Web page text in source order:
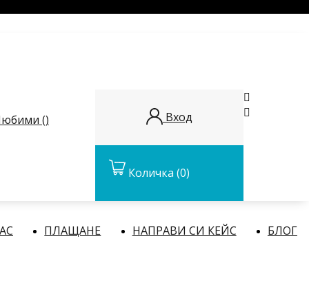
() Вход
Количка (0)


ПЛАЩАНЕ НАПРАВИ СИ КЕЙС
БЛОГ